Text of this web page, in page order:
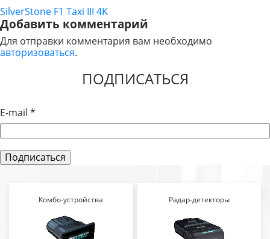
НАВИГАЦИЯ
ПО
ЗАПИСЯМ
SilverStone F1 Taxi III 4K
Добавить комментарий
Для отправки комментария вам необходимо
авторизоваться.
ПОДПИСАТЬСЯ
E-mail *
Комбо-устройства Радар-детекторы